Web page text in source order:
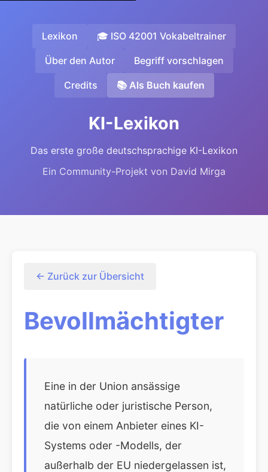
Lexikon 🎓 ISO 42001 Vokabeltrainer
Über den Autor Begriff vorschlagen
Credits 📚 Als Buch kaufen
KI-Lexikon
Das erste große deutschsprachige KI-Lexikon
Ein Community-Projekt von David Mirga
← Zurück zur Übersicht
Bevollmächtigter
Eine in der Union ansässige
natürliche oder juristische Person,
die von einem Anbieter eines KI-
Systems oder -Modells, der
außerhalb der EU niedergelassen ist,